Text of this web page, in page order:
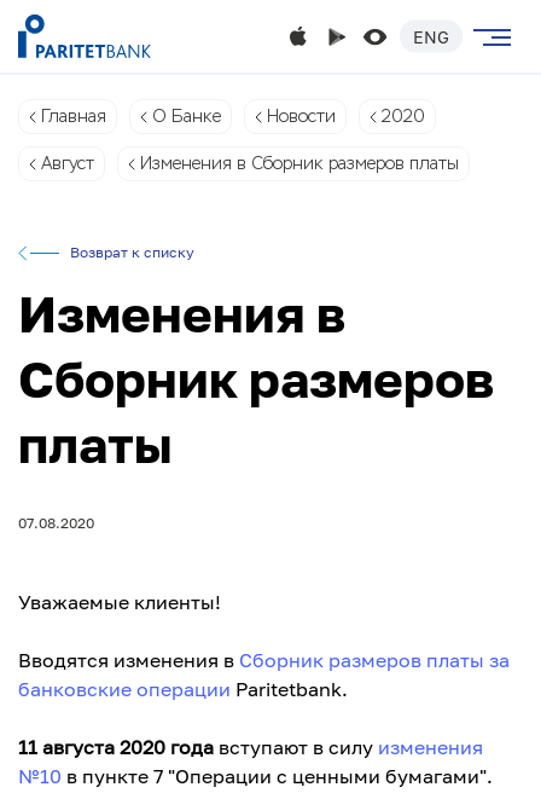
ENG
Главная О Банке Новости 2020
Август Изменения в Сборник размеров платы
Возврат к списку
Изменения в
Сборник размеров
платы
07.08.2020
Уважаемые клиенты!
Вводятся изменения в Сборник размеров платы за
банковские операции Paritetbank.
11 августа 2020 года вступают в силу изменения
№10 в пункте 7 "Операции с ценными бумагами".